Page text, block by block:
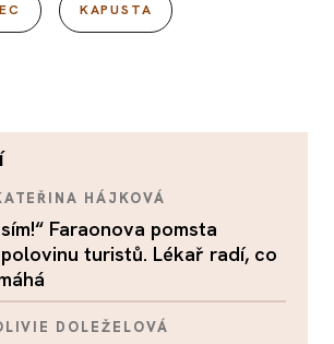
KAPUSTA
HÁJKOVÁ
Faraonova pomsta
turistů. Lékař radí, co
DOLEŽELOVÁ